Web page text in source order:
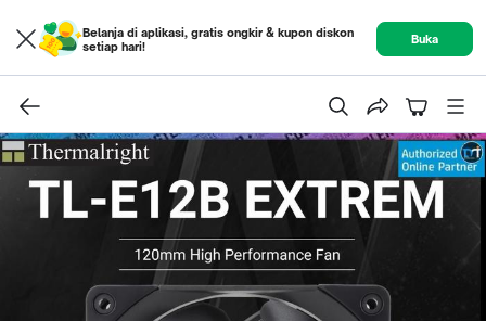
Belanja di aplikasi, gratis ongkir & kupon diskon
setiap hari!
Buka